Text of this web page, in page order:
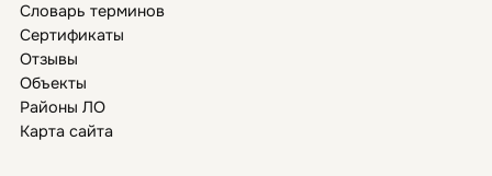
Словарь терминов
Сертификаты
Отзывы
Объекты
Районы ЛО
Карта сайта